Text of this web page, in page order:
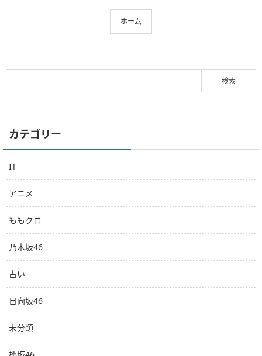
ホーム
カテゴリー
IT
アニメ
ももクロ
乃木坂46
占い
日向坂46
未分類